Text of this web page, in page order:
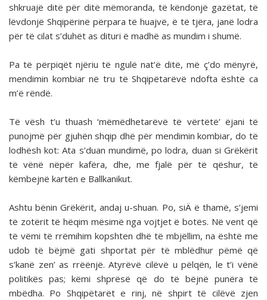
shkruajë ditë për ditë mëmoranda, të këndonjë gazëtat, të
lëvdonjë Shqipërinë përpara të huajvë, ë të tjëra, janë lodra
për të cilat s’duhët as dituri ë madhë as mundim i shumë.
Pa të përpiqët njëriu të ngulë nat’ë ditë, më ç’do mënyrë,
mendimin kombiar në tru të Shqipëtarëvë ndofta është ca
m’ë rëndë.
Të vësh t’u thuash ‘mëmëdhetarëvë të vërtëtë’ ëjani të
punojmë për gjuhën shqip dhë për mendimin kombiar, do të
lodhësh kot: Ata s’duan mundimë, po lodra, duan si Grëkërit
të vënë nëpër kafëra, dhe, me fjalë për të qëshur, të
këmbejnë kartën e Ballkanikut.
Ashtu bënin Grëkërit, andaj u-shuan. Po, siÄ ë thamë, s’jemi
të zotërit të hëqim mësimë nga vojtjet ë botës. Në vent që
të vëmi të rrëmihim kopshten dhë të mbjëllim, na është me
udob të bëjmë gati shportat për të mblëdhur pëmë që
s’kanë zen’ as rrëënjë. Atyrëvë cilëvë u pëlqën, le t’i vënë
politikës pas; këmi shprësë që do të bëjnë punëra të
mbëdha. Po Shqipëtarët e rinj, në shpirt të cilëvë zjen